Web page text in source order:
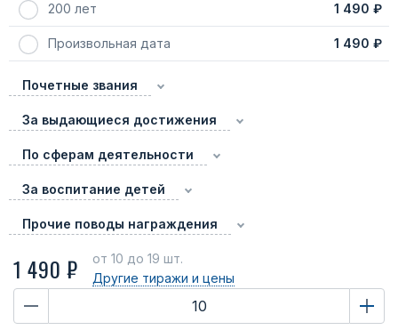
200 лет 1 490 ₽
Произвольная дата 1 490 ₽
Почетные звания
За выдающиеся достижения
По сферам деятельности
За воспитание детей
Прочие поводы награждения
1 490 ₽ от 10до 19 шт.
Другие тиражии цены